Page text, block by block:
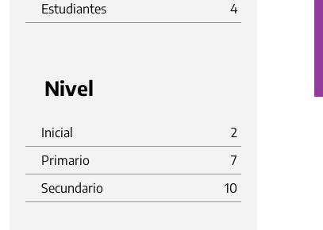
Estudiantes
4
Nivel
Inicial
2
Primario
7
Secundario
10